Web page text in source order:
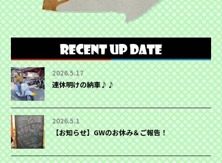
2026.5.17
連休明けの納車♪♪
2026.5.1
【お知らせ】GWのお休み＆ご報告！